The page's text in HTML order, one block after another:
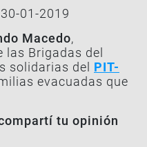
01-2019
Macedo,
Brigadas del
solidarias del PIT-
evacuadas que
tu opinión